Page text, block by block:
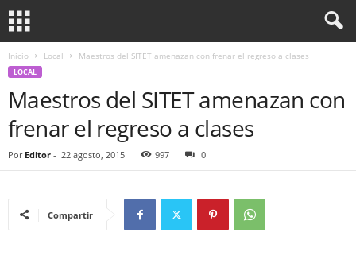
Inicio Local Maestros del SITET amenazan con frenar el regreso a clases
LOCAL
Maestros del SITET amenazan con
frenar el regreso a clases
Por Editor - 22 agosto, 2015 997 0
Compartir